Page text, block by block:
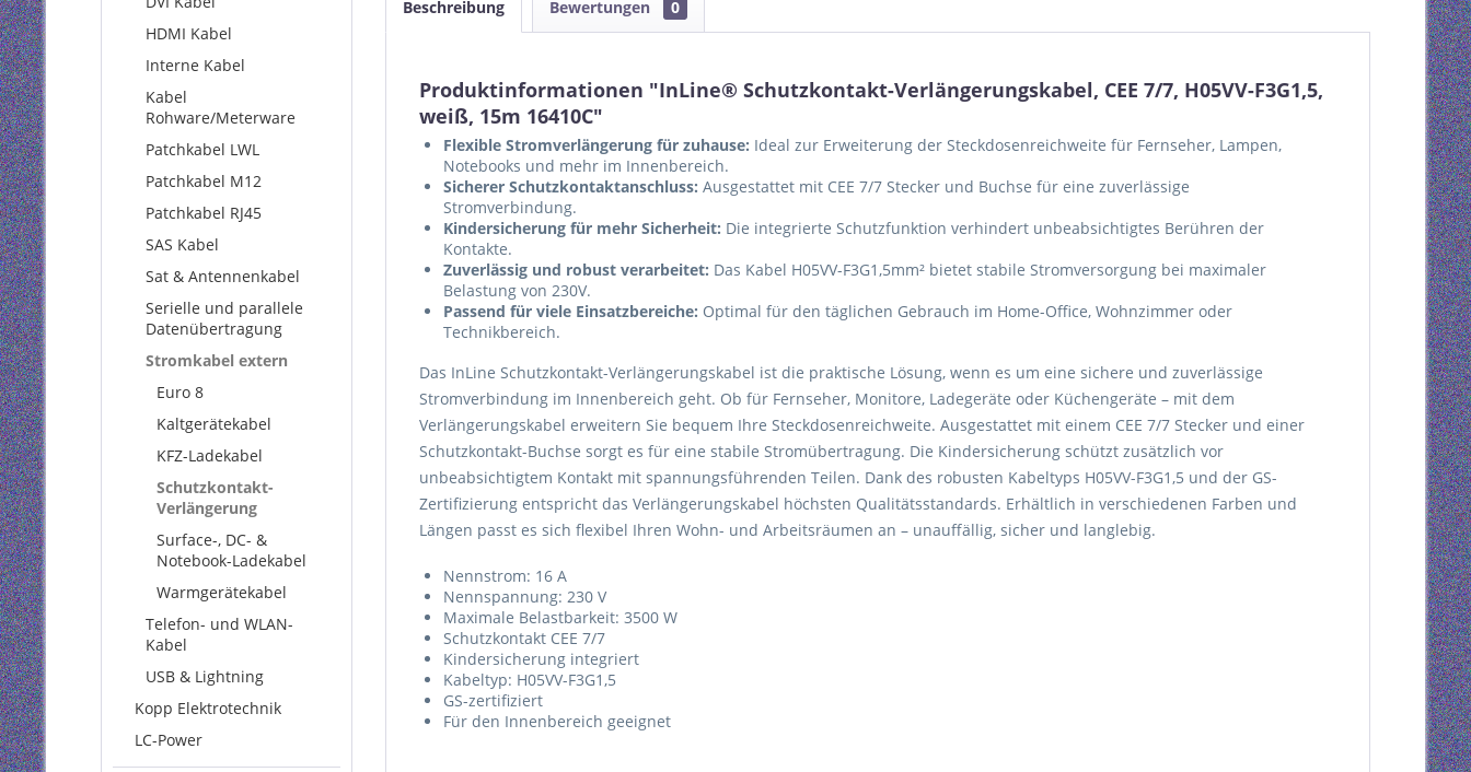
HDMI Kabel
Interne Kabel
Kabel
Rohware/Meterware
Patchkabel LWL
Patchkabel M12
Patchkabel RJ45
SAS Kabel
Sat & Antennenkabel
Serielle und parallele
Datenübertragung
Stromkabel extern
Euro 8
Kaltgerätekabel
KFZ-Ladekabel
Schutzkontakt-
Verlängerung
Surface-, DC- &
Notebook-Ladekabel
Warmgerätekabel
Telefon- und WLAN-
Kabel
USB & Lightning
Kopp Elektrotechnik
LC-Power
Beschreibung Bewertungen 0
Produktinformationen "InLine® Schutzkontakt-Verlängerungskabel, CEE 7/7, H05VV-F3G1,5,
weiß, 15m 16410C"
Flexible Stromverlängerung für zuhause: Ideal zur Erweiterung der Steckdosenreichweite für Fernseher, Lampen,
Notebooks und mehr im Innenbereich.
Sicherer Schutzkontaktanschluss: Ausgestattet mit CEE 7/7 Stecker und Buchse für eine zuverlässige
Stromverbindung.
Kindersicherung für mehr Sicherheit: Die integrierte Schutzfunktion verhindert unbeabsichtigtes Berühren der
Kontakte.
Zuverlässig und robust verarbeitet: Das Kabel H05VV-F3G1,5mm² bietet stabile Stromversorgung bei maximaler
Belastung von 230V.
Passend für viele Einsatzbereiche: Optimal für den täglichen Gebrauch im Home-Office, Wohnzimmer oder
Technikbereich.
Das InLine Schutzkontakt-Verlängerungskabel ist die praktische Lösung, wenn es um eine sichere und zuverlässige
Stromverbindung im Innenbereich geht. Ob für Fernseher, Monitore, Ladegeräte oder Küchengeräte – mit dem
Verlängerungskabel erweitern Sie bequem Ihre Steckdosenreichweite. Ausgestattet mit einem CEE 7/7 Stecker und einer
Schutzkontakt-Buchse sorgt es für eine stabile Stromübertragung. Die Kindersicherung schützt zusätzlich vor
unbeabsichtigtem Kontakt mit spannungsführenden Teilen. Dank des robusten Kabeltyps H05VV-F3G1,5 und der GS-
Zertifizierung entspricht das Verlängerungskabel höchsten Qualitätsstandards. Erhältlich in verschiedenen Farben und
Längen passt es sich flexibel Ihren Wohn- und Arbeitsräumen an – unauffällig, sicher und langlebig.
Nennstrom: 16 A
Nennspannung: 230 V
Maximale Belastbarkeit: 3500 W
Schutzkontakt CEE 7/7
Kindersicherung integriert
Kabeltyp: H05VV-F3G1,5
GS-zertifiziert
Für den Innenbereich geeignet